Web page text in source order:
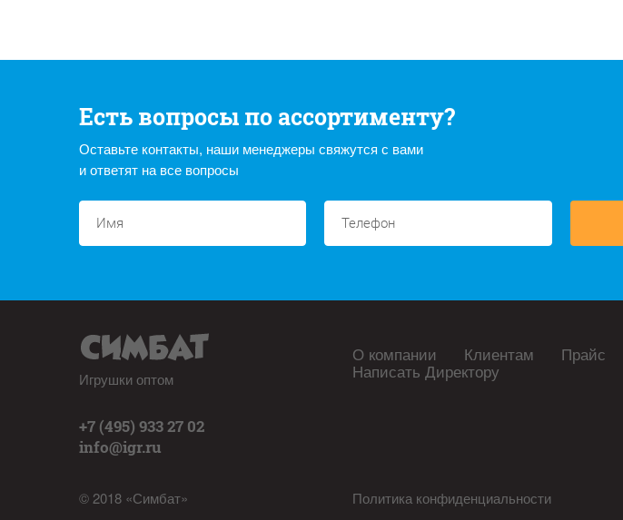
Есть вопросы по ассортименту?
Оставьте контакты, наши менеджеры свяжутся с вами
и ответят на все вопросы
Игрушки оптом
+7 (495) 933 27 02
info@igr.ru
© 2018 «Симбат»
О компании Клиентам Прайс
Написать Директору
Политика конфиденциальности